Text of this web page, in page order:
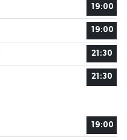
19:00
19:00
21:30
21:30
19:00